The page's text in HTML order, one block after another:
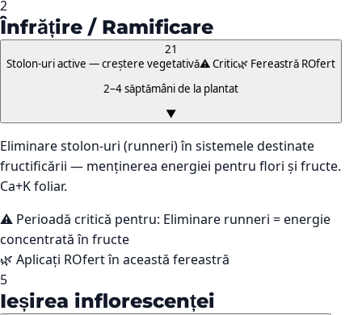
2
Înfrățire / Ramificare
21
Stolon-uri active — creștere vegetativă⚠️ Critic🌿 Fereastră ROfert
2–4 săptămâni de la plantat
▼
Eliminare stolon-uri (runneri) în sistemele destinate
fructificării — menținerea energiei pentru flori și fructe.
Ca+K foliar.
⚠️ Perioadă critică pentru: Eliminare runneri = energie
concentrată în fructe
🌿 Aplicați ROfert în această fereastră
5
Ieșirea inflorescenței